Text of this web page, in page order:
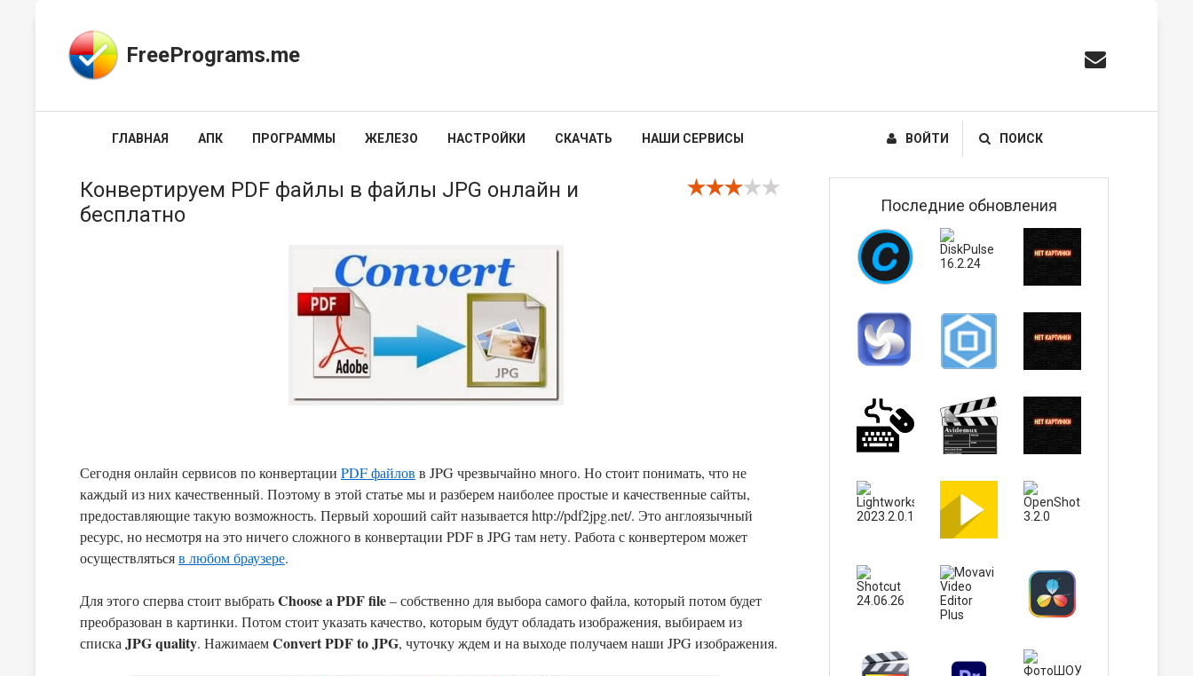
FreePrograms.me
ГЛАВНАЯ АПК ПРОГРАММЫ ЖЕЛЕЗО НАСТРОЙКИ СКАЧАТЬ НАШИ СЕРВИСЫ ВОЙТИ ПОИСК
Конвертируем PDF файлы в файлы JPG онлайн и
бесплатно
Сегодня онлайн сервисов по конвертации PDF файлов в JPG чрезвычайно много. Но стоит понимать, что не
каждый из них качественный. Поэтому в этой статье мы и разберем наиболее простые и качественные сайты,
предоставляющие такую возможность. Первый хороший сайт называется http://pdf2jpg.net/. Это англоязычный
ресурс, но несмотря на это ничего сложного в конвертации PDF в JPG там нету. Работа с конвертером может
осуществлятьсяв любом браузере.
Для этого сперва стоит выбратьChoose a PDF file– собственно для выбора самого файла, который потом будет
преобразован в картинки. Потом стоит указать качество, которым будут обладать изображения, выбираем из
списка JPG quality. НажимаемConvert PDF to JPG, чуточку ждем и на выходе получаем наши JPG изображения.
Последние обновления